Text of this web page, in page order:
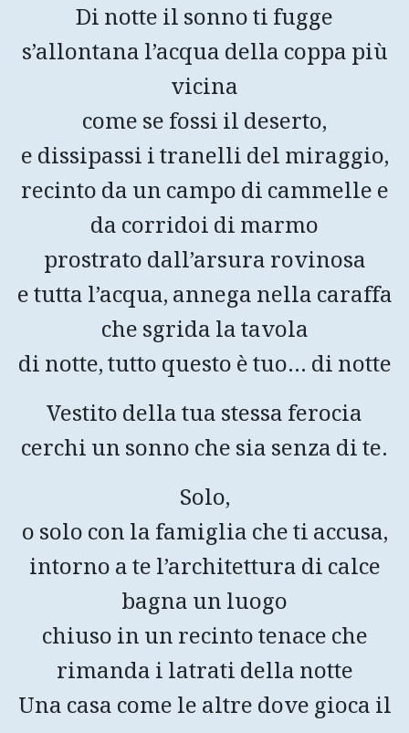
Di notte il sonno ti fugge
s’allontana l’acqua della coppa più
vicina
come se fossi il deserto,
e dissipassi i tranelli del miraggio,
recinto da un campo di cammelle e
da corridoi di marmo
prostrato dall’arsura rovinosa
e tutta l’acqua, annega nella caraffa
che sgrida la tavola
di notte, tutto questo è tuo… di notte
Vestito della tua stessa ferocia
cerchi un sonno che sia senza di te.
Solo,
o solo con la famiglia che ti accusa,
intorno a te l’architettura di calce
bagna un luogo
chiuso in un recinto tenace che
rimanda i latrati della notte
Una casa come le altre dove gioca il